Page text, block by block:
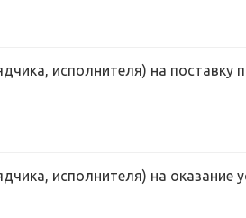
исполнителя) на поставку
исполнителя) на оказание